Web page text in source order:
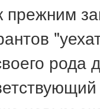
прежним
рода